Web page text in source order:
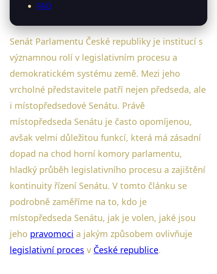
FAQ
Senát Parlamentu České republiky je institucí s
významnou rolí v legislativním procesu a
demokratickém systému země. Mezi jeho
vrcholné představitele patří nejen předseda, ale
i místopředsedové Senátu. Právě
místopředseda Senátu je často opomíjenou,
avšak velmi důležitou funkcí, která má zásadní
dopad na chod horní komory parlamentu,
hladký průběh legislativního procesu a zajištění
kontinuity řízení Senátu. V tomto článku se
podrobně zaměříme na to, kdo je
místopředseda Senátu, jak je volen, jaké jsou
jeho pravomoci a jakým způsobem ovlivňuje
legislativní proces v České republice.